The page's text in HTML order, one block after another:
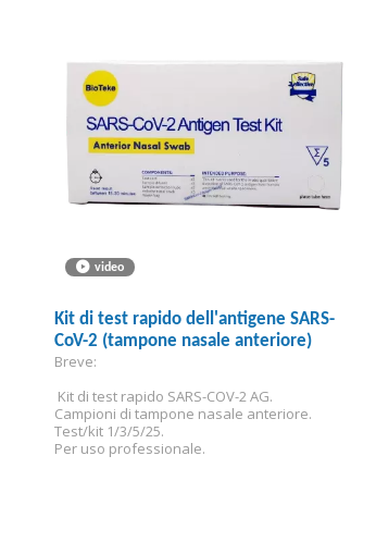
video
Kit di test rapido dell'antigene SARS-
CoV-2 (tampone nasale anteriore)
Breve:
Kit di test rapido SARS-COV-2 AG.
Campioni di tampone nasale anteriore.
Test/kit 1/3/5/25.
Per uso professionale.